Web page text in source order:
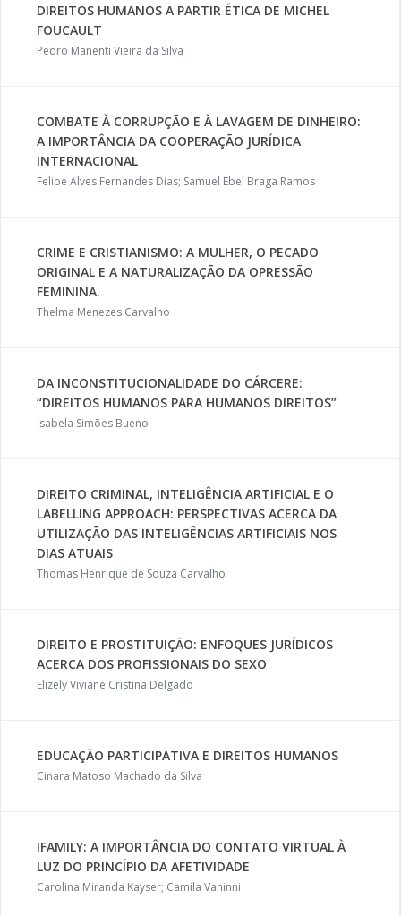
DIREITOS HUMANOS A PARTIR ÉTICA DE MICHEL
FOUCAULT
Pedro Manenti Vieira da Silva
COMBATE À CORRUPÇÃO E À LAVAGEM DE DINHEIRO:
A IMPORTÂNCIA DA COOPERAÇÃO JURÍDICA
INTERNACIONAL
Felipe Alves Fernandes Dias; Samuel Ebel Braga Ramos
CRIME E CRISTIANISMO: A MULHER, O PECADO
ORIGINAL E A NATURALIZAÇÃO DA OPRESSÃO
FEMININA.
Thelma Menezes Carvalho
DA INCONSTITUCIONALIDADE DO CÁRCERE:
“DIREITOS HUMANOS PARA HUMANOS DIREITOS”
Isabela Simões Bueno
DIREITO CRIMINAL, INTELIGÊNCIA ARTIFICIAL E O
LABELLING APPROACH: PERSPECTIVAS ACERCA DA
UTILIZAÇÃO DAS INTELIGÊNCIAS ARTIFICIAIS NOS
DIAS ATUAIS
Thomas Henrique de Souza Carvalho
DIREITO E PROSTITUIÇÃO: ENFOQUES JURÍDICOS
ACERCA DOS PROFISSIONAIS DO SEXO
Elizely Viviane Cristina Delgado
EDUCAÇÃO PARTICIPATIVA E DIREITOS HUMANOS
Cinara Matoso Machado da Silva
IFAMILY: A IMPORTÂNCIA DO CONTATO VIRTUAL À
LUZ DO PRINCÍPIO DA AFETIVIDADE
Carolina Miranda Kayser; Camila Vaninni